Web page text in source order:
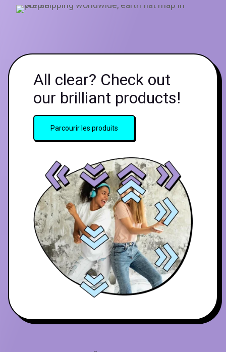
All clear? Check out
our brilliant products!
Parcourir les produits